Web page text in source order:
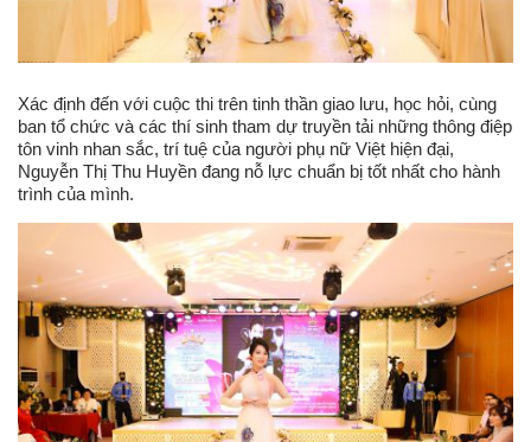
Xác định đến với cuộc thi trên tinh thần giao lưu, học hỏi, cùng
ban tổ chức và các thí sinh tham dự truyền tải những thông điệp
tôn vinh nhan sắc, trí tuệ của người phụ nữ Việt hiện đại,
Nguyễn Thị Thu Huyền đang nỗ lực chuẩn bị tốt nhất cho hành
trình của mình.